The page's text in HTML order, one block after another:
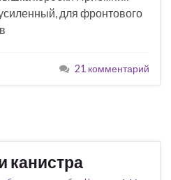
для фронтового
21 комментарий
канистра